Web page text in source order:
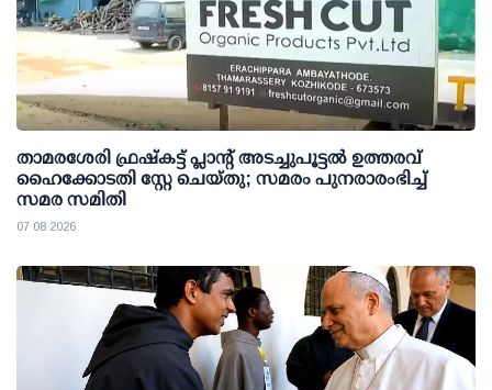
താമരശേരി ഫ്രഷ്കട്ട് പ്ലാന്റ് അടച്ചുപൂട്ടൽ ഉത്തരവ്
ഹൈക്കോടതി സ്റ്റേ ചെയ്തു; സമരം പുനരാരംഭിച്ച്
സമര സമിതി
07 08 2026